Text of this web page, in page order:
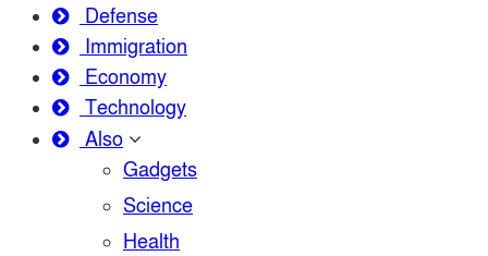
Defense
Immigration
Economy
Technology
Also
Gadgets
Science
Health